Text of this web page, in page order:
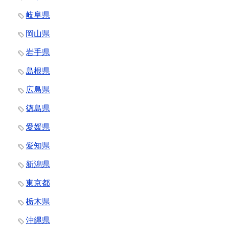
岐阜県
岡山県
岩手県
島根県
広島県
徳島県
愛媛県
愛知県
新潟県
東京都
栃木県
沖縄県